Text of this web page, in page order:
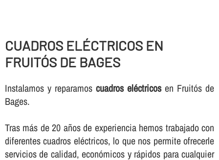
CUADROS ELÉCTRICOS EN
FRUITÓS DE BAGES
Instalamos y reparamos cuadros eléctricosen Fruitós de
Bages.
Tras más de 20 años de experiencia hemos trabajado con
diferentes cuadros eléctricos, lo que nos permite ofrecerle
servicios de calidad, económicos y rápidos para cualquier